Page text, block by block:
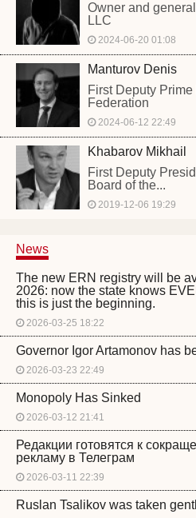
Owner and
LLC
2024-06-20 01:08
Manturov Denis
First Deputy
Federation
2024-06-12 22:49
Khabarov Mikhail
First Deputy
Board of the...
2019-12-06 19:29
News
The new ERN registry will be
2026: now the state knows
this is just the beginning.
2026-03-25 18:22
Governor Igor Artamonov has
2026-03-23 22:49
Monopoly Has Sinked
2026-03-12 21:41
Редакции готовятся к
рекламу в Телеграм
2026-03-11 22:39
Ruslan Tsalikov was taken